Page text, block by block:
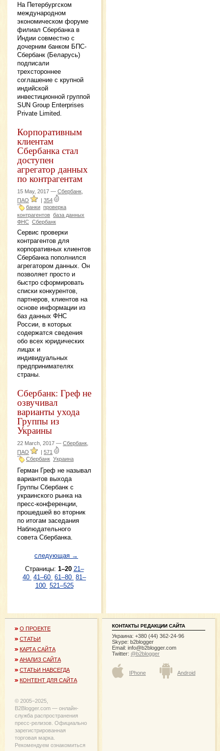
На Петербургском
международном
экономическом форуме
филиал Сбербанка в
Индии совместно с
дочерним банком БПС-
Сбербанк (Беларусь)
подписали
трехстороннее
соглашение с крупной
индийской
инвестиционной группой
SUN Group Enterprises
Private Limited.
Корпоративным
клиентам
Сбербанка стал
доступен
агрегатор данных
по контрагентам
15 May, 2017 — Сбербанк,
ПАО
| 354
банки проверка
контрагентов база данных
ФНС Сбербанк
Сервис проверки
контрагентов для
корпоративных клиентов
Сбербанка пополнился
агрегатором данных. Он
позволяет просто и
быстро сформировать
списки конкурентов,
партнеров, клиентов на
основе информации из
баз данных ФНС
России, в которых
содержатся сведения
обо всех юридических
лицах и
индивидуальных
предпринимателях
страны.
Сбербанк: Греф не
озвучивал
варианты ухода
Группы из
Украины
22 March, 2017 — Сбербанк,
ПАО
| 571
Сбербанк Украина
Герман Греф не называл
вариантов выхода
Группы Сбербанк с
украинского рынка на
пресс-конференции,
прошедшей во вторник
по итогам заседания
Наблюдательного
совета Сбербанка.
следующая →
Страницы: 1–20 21–
40 41–60 61–80 81–
100 521–525
О ПРОЕКТЕ
СТАТЬИ
КАРТА САЙТА
АНАЛИЗ САЙТА
СТАТЬИ НАВСЕГДА
КОНТЕНТ ДЛЯ САЙТА
© 2005−2025,
B2Blogger.com — онлайн-
служба распространения
пресс-релизов. Официально
зарегистрированная
торговая марка.
Рекомендуем ознакомиться
КОНТАКТЫ РЕДАКЦИИ САЙТА
Украина: +380 (44) 362-24-96
Skype: b2blogger
Email: info@b2blogger.com
Twitter: @b2blogger
IPhone Android